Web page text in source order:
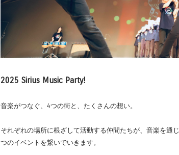
2025 Sirius Music Party!
音楽がつなぐ、4つの街と、たくさんの想い。
それぞれの場所に根ざして活動する仲間たちが、音楽を通
つのイベントを繋いでいきます。